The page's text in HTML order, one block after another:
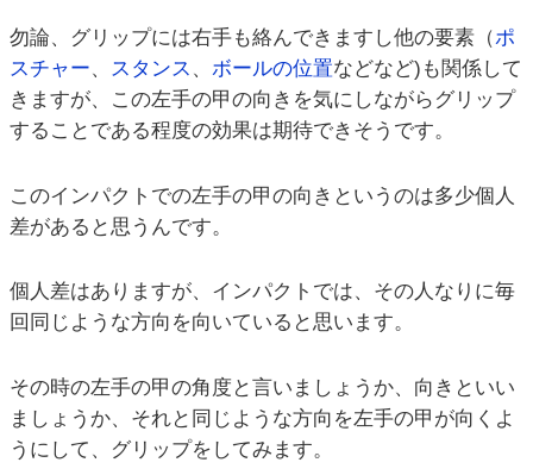
勿論、グリップには右手も絡んできますし他の要素（ポ
スチャー、 スタンス 、 ボールの位置などなど)も関係して
きますが、この左手の甲の向きを気にしながらグリップ
することである程度の効果は期待できそうです。
このインパクトでの左手の甲の向きというのは多少個人
差があると思うんです。
個人差はありますが、インパクトでは、その人なりに毎
回同じような方向を向いていると思います。
その時の左手の甲の角度と言いましょうか、向きといい
ましょうか、それと同じような方向を左手の甲が向くよ
うにして、グリップをしてみます。